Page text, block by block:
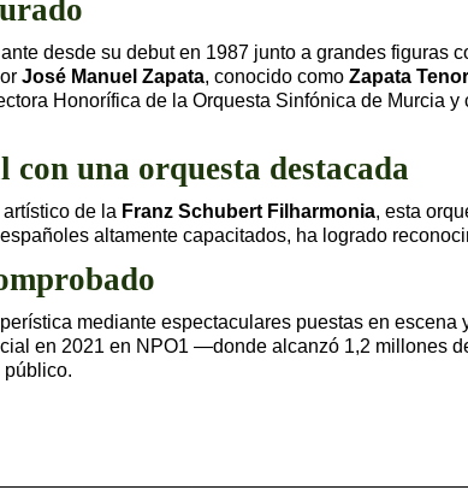
desde su debut en 1987 junto a grandes figuras
José Manuel Zapata, conocido como Zapata Tenor
Honorífica de la Orquesta Sinfónica de Murcia
una orquesta destacada
de la Franz Schubert Filharmonia, esta
altamente capacitados, ha logrado
mediante espectaculares puestas en
en 2021 en NPO1 —donde alcanzó 1,2 millones
público.